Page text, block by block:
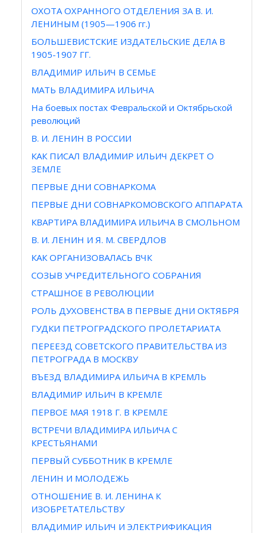
ОХОТА ОХРАННОГО ОТДЕЛЕНИЯ ЗА В. И.
ЛЕНИНЫМ (1905—1906 гг.)
БОЛЬШЕВИСТСКИЕ ИЗДАТЕЛЬСКИЕ ДЕЛА В
1905-1907 ГГ.
ВЛАДИМИР ИЛЬИЧ В СЕМЬЕ
МАТЬ ВЛАДИМИРА ИЛЬИЧА
На боевых постах Февральской и Октябрьской
революций
В. И. ЛЕНИН В РОССИИ
КАК ПИСАЛ ВЛАДИМИР ИЛЬИЧ ДЕКРЕТ О
ЗЕМЛЕ
ПЕРВЫЕ ДНИ СОВНАРКОМА
ПЕРВЫЕ ДНИ СОВНАРКОМОВСКОГО АППАРАТА
КВАРТИРА ВЛАДИМИРА ИЛЬИЧА В СМОЛЬНОМ
В. И. ЛЕНИН И Я. М. СВЕРДЛОВ
КАК ОРГАНИЗОВАЛАСЬ ВЧК
СОЗЫВ УЧРЕДИТЕЛЬНОГО СОБРАНИЯ
СТРАШНОЕ В РЕВОЛЮЦИИ
РОЛЬ ДУХОВЕНСТВА В ПЕРВЫЕ ДНИ ОКТЯБРЯ
ГУДКИ ПЕТРОГРАДСКОГО ПРОЛЕТАРИАТА
ПЕРЕЕЗД СОВЕТСКОГО ПРАВИТЕЛЬСТВА ИЗ
ПЕТРОГРАДА В МОСКВУ
ВЪЕЗД ВЛАДИМИРА ИЛЬИЧА В КРЕМЛЬ
ВЛАДИМИР ИЛЬИЧ В КРЕМЛЕ
ПЕРВОЕ МАЯ 1918 Г. В КРЕМЛЕ
ВСТРЕЧИ ВЛАДИМИРА ИЛЬИЧА С
КРЕСТЬЯНАМИ
ПЕРВЫЙ СУББОТНИК В КРЕМЛЕ
ЛЕНИН И МОЛОДЕЖЬ
ОТНОШЕНИЕ В. И. ЛЕНИНА К
ИЗОБРЕТАТЕЛЬСТВУ
ВЛАДИМИР ИЛЬИЧ И ЭЛЕКТРИФИКАЦИЯ